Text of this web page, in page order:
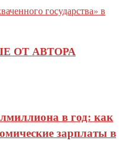
государства» в
ОТ АВТОРА
в год: как
зарплаты в